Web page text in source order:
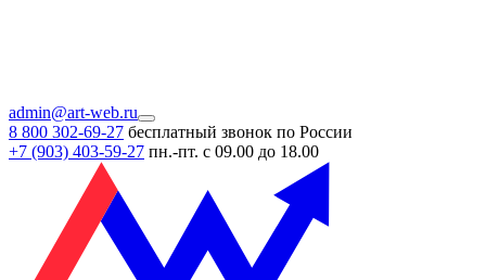
admin@art-web.ru
8 800 302-69-27 бесплатный звонок по России
+7 (903) 403-59-27 пн.-пт. с 09.00 до 18.00